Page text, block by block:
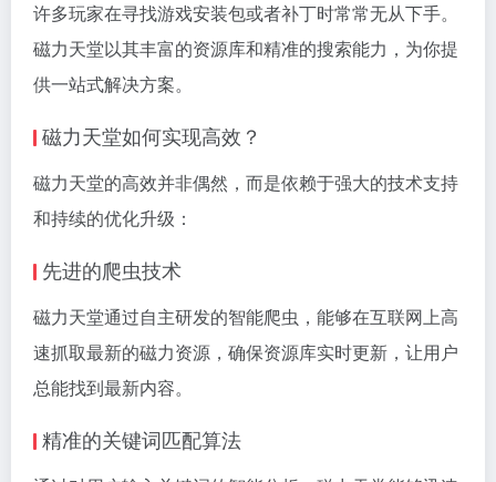
许多玩家在寻找游戏安装包或者补丁时常常无从下手。
磁力天堂以其丰富的资源库和精准的搜索能力，为你提
供一站式解决方案。
磁力天堂如何实现高效？
磁力天堂的高效并非偶然，而是依赖于强大的技术支持
和持续的优化升级：
先进的爬虫技术
磁力天堂通过自主研发的智能爬虫，能够在互联网上高
速抓取最新的磁力资源，确保资源库实时更新，让用户
总能找到最新内容。
精准的关键词匹配算法